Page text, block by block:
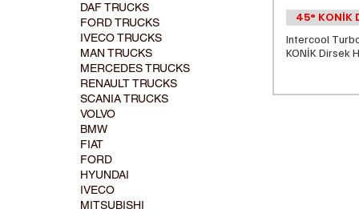
DAF TRUCKS
FORD TRUCKS
IVECO TRUCKS
MAN TRUCKS
MERCEDES TRUCKS
RENAULT TRUCKS
SCANIA TRUCKS
VOLVO
BMW
FIAT
FORD
HYUNDAI
IVECO
MITSUBISHI
45° KONİK
Intercool
KONİK Dirsek